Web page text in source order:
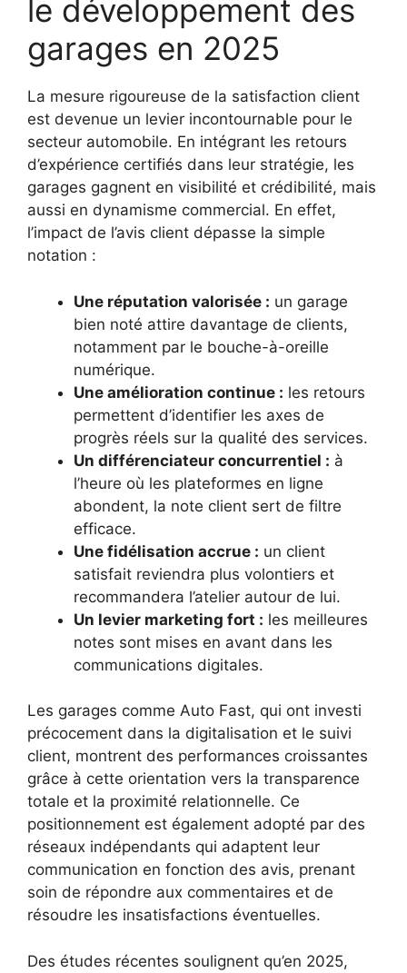
le développement des
garages en 2025
La mesure rigoureuse de la satisfaction client
est devenue un levier incontournable pour le
secteur automobile. En intégrant les retours
d’expérience certifiés dans leur stratégie, les
garages gagnent en visibilité et crédibilité, mais
aussi en dynamisme commercial. En effet,
l’impact de l’avis client dépasse la simple
notation :
Une réputation valorisée : un garage
bien noté attire davantage de clients,
notamment par le bouche-à-oreille
numérique.
Une amélioration continue : les retours
permettent d’identifier les axes de
progrès réels sur la qualité des services.
Un différenciateur concurrentiel : à
l’heure où les plateformes en ligne
abondent, la note client sert de filtre
efficace.
Une fidélisation accrue : un client
satisfait reviendra plus volontiers et
recommandera l’atelier autour de lui.
Un levier marketing fort : les meilleures
notes sont mises en avant dans les
communications digitales.
Les garages comme Auto Fast, qui ont investi
précocement dans la digitalisation et le suivi
client, montrent des performances croissantes
grâce à cette orientation vers la transparence
totale et la proximité relationnelle. Ce
positionnement est également adopté par des
réseaux indépendants qui adaptent leur
communication en fonction des avis, prenant
soin de répondre aux commentaires et de
résoudre les insatisfactions éventuelles.
Des études récentes soulignent qu’en 2025,